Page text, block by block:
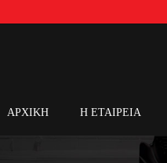
ΑΡΧΙΚΗ Η ΕΤΑΙΡΕΙΑ